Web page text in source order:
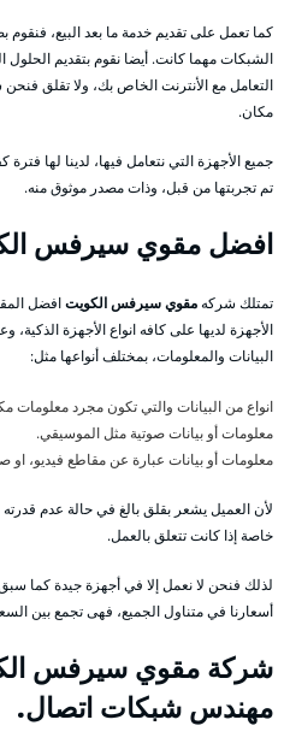
كما تعمل على تقديم خدمة ما بعد البيع، فنقوم
الشبكات مهما كانت. أيضا نقوم بتقديم
التعامل مع الأنترنت الخاص بك، ولا تقلق
مكان.
جميع الأجهزة التي نتعامل فيها، لدينا لها فترة
تم تجربتها من قبل، وذات مصدر موثوق منه.
افضل مقوي سيرفس
تمتلك شركهمقوي سيرفس الكويتافضل
الأجهزة لديها على كافه انواع الأجهزة
البيانات والمعلومات، بمختلف أنواعها مثل:
انواع من البيانات والتي تكون مجرد معلومات
معلومات أو بيانات صوتية مثل الموسيقي.
معلومات أو بيانات عبارة عن مقاطع فيديو، او
لأن العميل يشعر بقلق بالغ في حالة عدم
خاصة إذا كانت تتعلق بالعمل.
لذلك فنحن لا نعمل إلا في أجهزة جيدة كما
أسعارنا في متناول الجميع، فهى تجمع بين
شركة مقوي سيرفس
مهندس شبكات اتصال.